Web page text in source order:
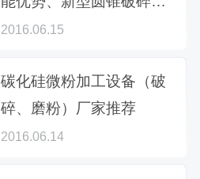
厂家推荐
2016.06.15
碳化硅微粉加工设备（破
碎、磨粉）厂家推荐
2016.06.14